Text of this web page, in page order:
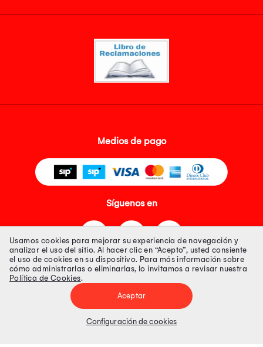
Medios de pago
Síguenos en
Tienda 100% Segura
Tiendas Peruanas S.A. R.U.C. Nº 20493020618. Todos los derechos
Precios disponibles solo en www.oechsle.pe. Precios online publicados
Usamos cookies para mejorar su experiencia de navegación y
analizar el uso del sitio. Al hacer clic en “Acepto”, usted consiente
el uso de cookies en su dispositivo. Para más información sobre
cómo administrarlas o eliminarlas, lo invitamos a revisar nuestra
Política de Cookies.
Aceptar
Configuración de cookies